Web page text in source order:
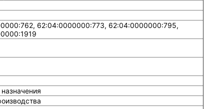
62:04:0000000:773, 62:04:0000000:795,